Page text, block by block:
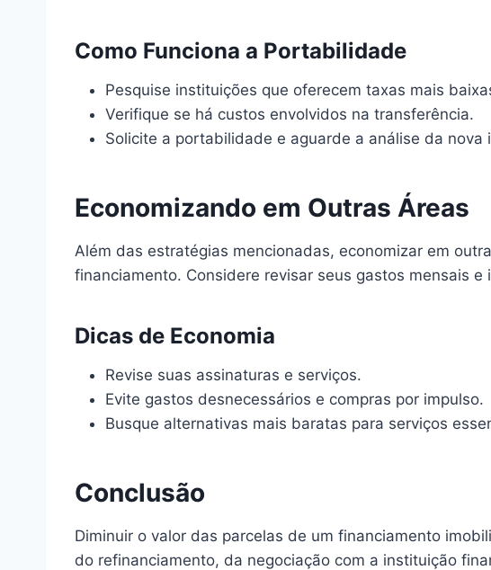
Como Funciona a Portabilidade
Pesquise instituições que oferecem taxas mais
Verifique se há custos envolvidos na transferência.
Solicite a portabilidade e aguarde a análise da nova
Economizando em Outras Áreas
Além das estratégias mencionadas, economizar em
financiamento. Considere revisar seus gastos mensais
Dicas de Economia
Revise suas assinaturas e serviços.
Evite gastos desnecessários e compras por impulso.
Busque alternativas mais baratas para serviços
Conclusão
Diminuir o valor das parcelas de um financiamento
do refinanciamento, da negociação com a instituição